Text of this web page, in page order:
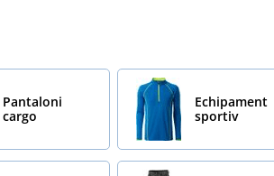
Pantaloni
cargo
Echipament
sportiv